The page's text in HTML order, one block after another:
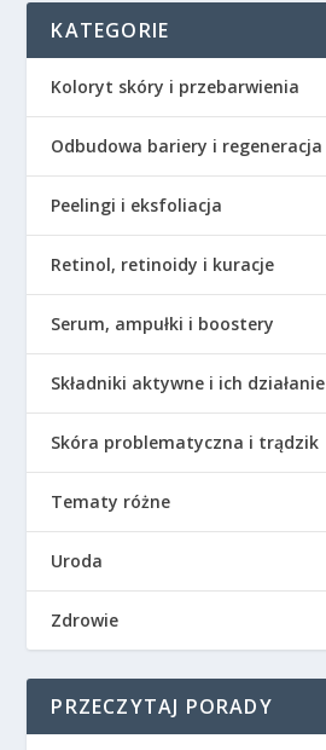
KATEGORIE
Koloryt skóry i przebarwienia
Odbudowa bariery i regeneracja
Peelingi i eksfoliacja
Retinol, retinoidy i kuracje
Serum, ampułki i boostery
Składniki aktywne i ich działanie
Skóra problematyczna i trądzik
Tematy różne
Uroda
Zdrowie
PRZECZYTAJ PORADY